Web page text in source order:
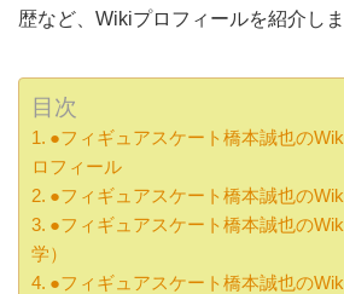
歴など、Wikiプロフィールを紹介しま
目次
●フィギュアスケート橋本誠也の
ロフィール
●フィギュアスケート橋本誠也の
●フィギュアスケート橋本誠也の
学）
●フィギュアスケート橋本誠也の